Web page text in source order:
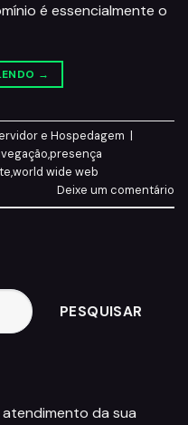
é essencialmente o
→
e Hospedagem |
,presença
,world wide web
Deixe um comentário
PESQUISAR
da sua